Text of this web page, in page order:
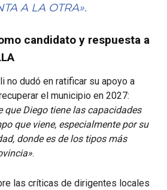
A LA OTRA».
candidato y respuesta a
no dudó en ratificar su apoyo a
el municipio en 2027:
que Diego tiene las capacidades
que viene, especialmente por su
donde es de los tipos más
.
las críticas de dirigentes locales